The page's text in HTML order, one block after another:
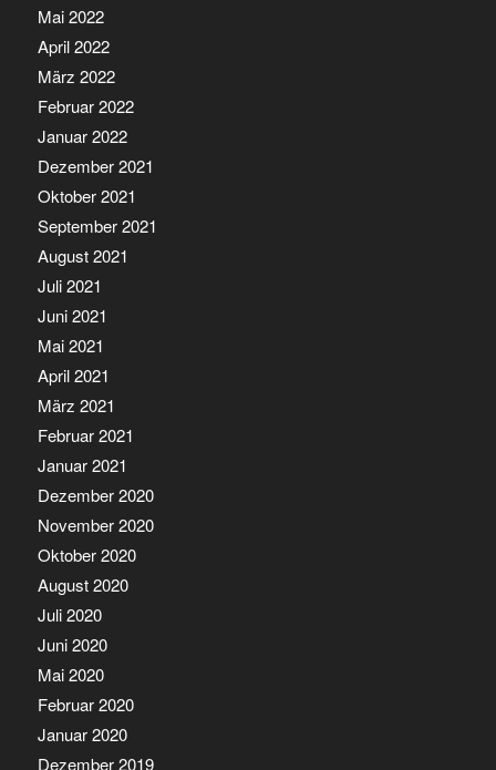
Mai 2022
April 2022
März 2022
Februar 2022
Januar 2022
Dezember 2021
Oktober 2021
September 2021
August 2021
Juli 2021
Juni 2021
Mai 2021
April 2021
März 2021
Februar 2021
Januar 2021
Dezember 2020
November 2020
Oktober 2020
August 2020
Juli 2020
Juni 2020
Mai 2020
Februar 2020
Januar 2020
Dezember 2019